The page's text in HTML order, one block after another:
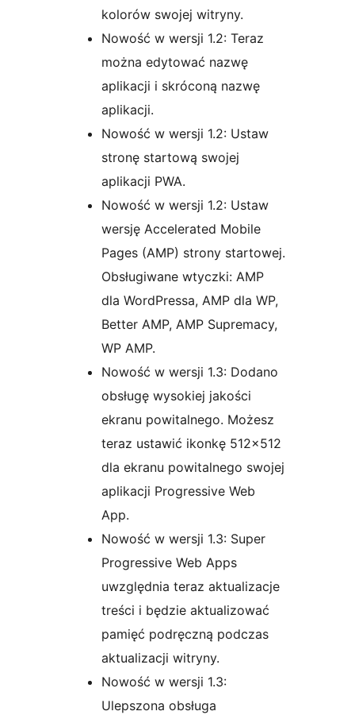
kolorów swojej witryny.
Nowość w wersji 1.2: Teraz
można edytować nazwę
aplikacji i skróconą nazwę
aplikacji.
Nowość w wersji 1.2: Ustaw
stronę startową swojej
aplikacji PWA.
Nowość w wersji 1.2: Ustaw
wersję Accelerated Mobile
Pages (AMP) strony startowej.
Obsługiwane wtyczki: AMP
dla WordPressa, AMP dla WP,
Better AMP, AMP Supremacy,
WP AMP.
Nowość w wersji 1.3: Dodano
obsługę wysokiej jakości
ekranu powitalnego. Możesz
teraz ustawić ikonkę 512×512
dla ekranu powitalnego swojej
aplikacji Progressive Web
App.
Nowość w wersji 1.3: Super
Progressive Web Apps
uwzględnia teraz aktualizacje
treści i będzie aktualizować
pamięć podręczną podczas
aktualizacji witryny.
Nowość w wersji 1.3:
Ulepszona obsługa